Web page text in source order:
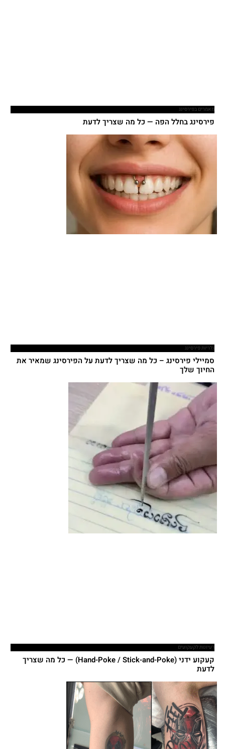
מאמרים בפירסינג
פירסינג בחלל הפה — כל מה שצריך לדעת
גלריות פירסינג
סמיילי פירסינג – כל מה שצריך לדעת על הפירסינג שמאיר את
החיוך שלך
רעיונות לקעקועים
קעקוע ידני (Hand-Poke / Stick-and-Poke) — כל מה שצריך
לדעת